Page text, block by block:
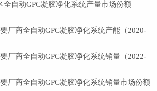
自动GPC凝胶净化系统产量市场份额
厂商全自动GPC凝胶净化系统产能（2020-
厂商全自动GPC凝胶净化系统销量（2022-
厂商全自动GPC凝胶净化系统销量市场份额